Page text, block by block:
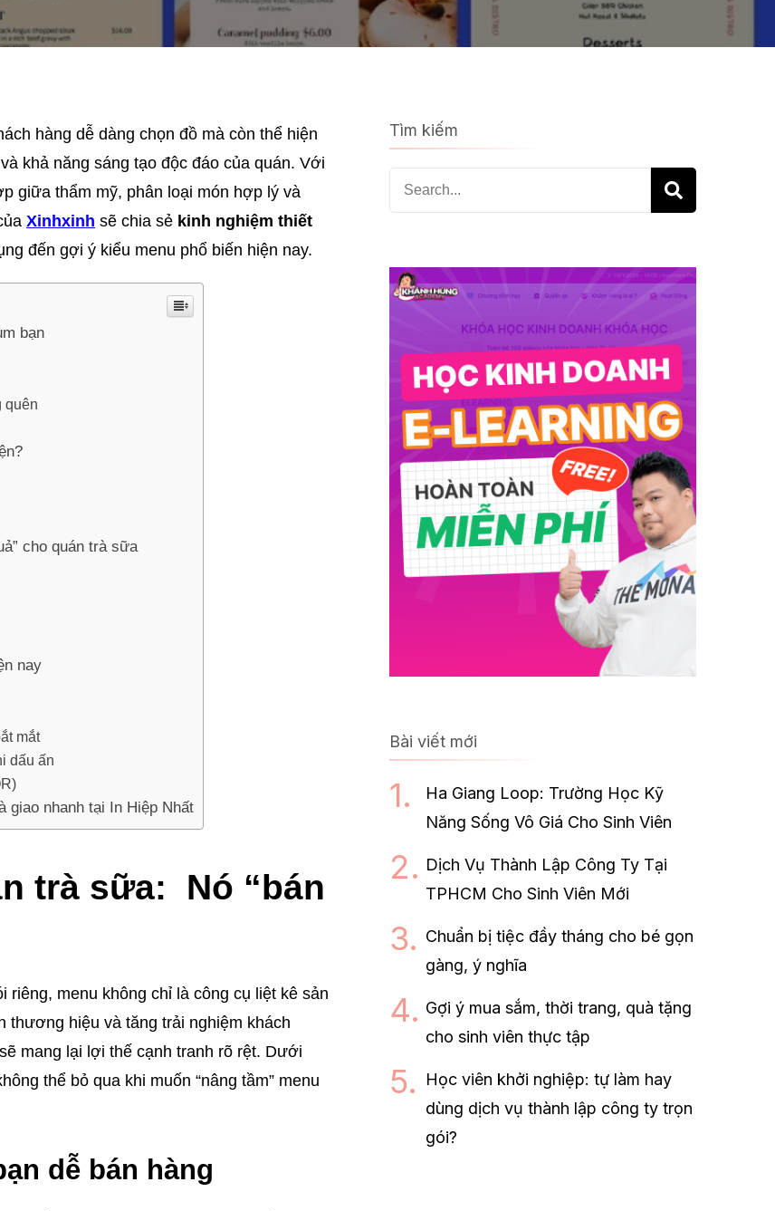
hàng dễ dàng chọn đồ mà còn thể hiện
khả năng sáng tạo độc đáo của quán. Với
giữa thẩm mỹ, phân loại món hợp lý và
Xinhxinh sẽ chia sẻ kinh nghiệm thiết
đến gợi ý kiểu menu phổ biến hiện nay.
bạn
quên
cho quán trà sữa
nay
mắt
dấu ấn
giao nhanh tại In Hiệp Nhất
trà sữa: Nó “bán
menu không chỉ là công cụ liệt kê sản
thương hiệu và tăng trải nghiệm khách
mang lại lợi thế cạnh tranh rõ rệt. Dưới
thể bỏ qua khi muốn “nâng tầm” menu
dễ bán hàng
Tìm kiếm
Search
for:
Bài viết mới
Ha Giang Loop: Trường Học Kỹ
Năng Sống Vô Giá Cho Sinh Viên
Dịch Vụ Thành Lập Công Ty Tại
TPHCM Cho Sinh Viên Mới
Chuẩn bị tiệc đầy tháng cho bé gọn
gàng, ý nghĩa
Gợi ý mua sắm, thời trang, quà tặng
cho sinh viên thực tập
Học viên khởi nghiệp: tự làm hay
dùng dịch vụ thành lập công ty trọn
gói?